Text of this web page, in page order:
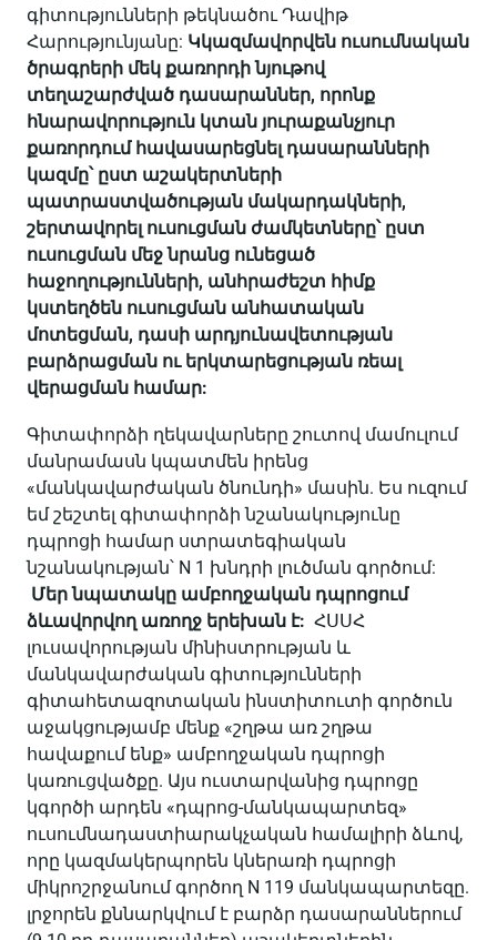
գիտությունների թեկնածու Դավիթ
Հարությունյանը: Կկազմավորվեն ուսումնական
ծրագրերի մեկ քառորդի նյութով
տեղաշարժված դասարաններ, որոնք
հնարավորություն կտան յուրաքանչյուր
քառորդում հավասարեցնել դասարանների
կազմը՝ ըստ աշակերտների
պատրաստվածության մակարդակների,
շերտավորել ուսուցման ժամկետները՝ ըստ
ուսուցման մեջ նրանց ունեցած
հաջողությունների, անհրաժեշտ հիմք
կստեղծեն ուսուցման անհատական
մոտեցման, դասի արդյունավետության
բարձրացման ու երկտարեցության ռեալ
վերացման համար:
Գիտափորձի ղեկավարները շուտով մամուլում
մանրամասն կպատմեն իրենց
«մանկավարժական ծնունդի» մասին. Ես ուզում
եմ շեշտել գիտափորձի նշանակությունը
դպրոցի համար ստրատեգիական
նշանակության՝ N 1 խնդրի լուծման գործում:
Մեր նպատակը ամբողջական դպրոցում
ձևավորվող առողջ երեխան է: ՀՍՍՀ
լուսավորության մինիստրության և
մանկավարժական գիտությունների
գիտահետազոտական ինստիտուտի գործուն
աջակցությամբ մենք «շղթա առ շղթա
հավաքում ենք» ամբողջական դպրոցի
կառուցվածքը. Այս ուստարվանից դպրոցը
կգործի արդեն «դպրոց-մանկապարտեզ»
ուսումնադաստիարակչական համալիրի ձևով,
որը կազմակերպորեն կներառի դպրոցի
միկրոշրջանում գործող N 119 մանկապարտեզը.
լրջորեն քննարկվում է բարձր դասարաններում